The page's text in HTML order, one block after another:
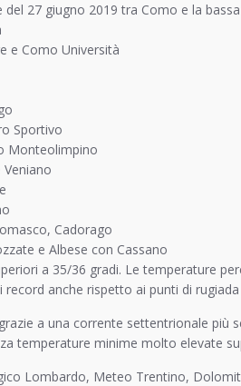
27 giugno 2019 tra Como e la
e Como Università
Sportivo
Monteolimpino
Cadorago
e Albese con Cassano
a 35/36 gradi. Le temperature
anche rispetto ai punti di
a una corrente settentrionale
temperature minime molto elevate
Lombardo, Meteo Trentino,